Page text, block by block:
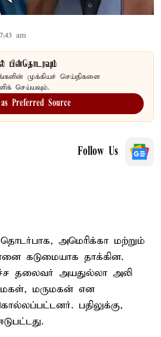
am
பின்தொடரவும்
முக்கியச் செய்திகளை
செய்யவும்.
Preferred Source
Follow Us
அமெரிக்கா மற்றும்
கடுமையாக தாக்கின.
தலைவர் அயதுல்லா அலி
மருமகன் என
பதிலுக்கு,